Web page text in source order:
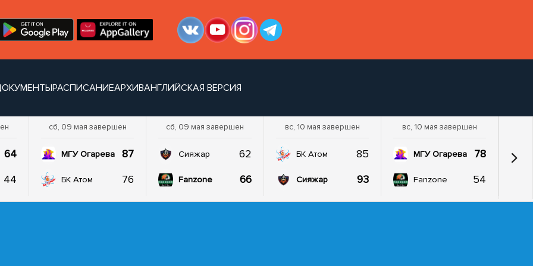
РАСПИСАНИЕАРХИВАНГЛИЙСКАЯ ВЕРСИЯ
64
44
сб, 09 мая завершен
МГУ Огарева 87
БК Атом 76
сб, 09 мая завершен
Сияжар 62
Fanzone 66
вс, 10 мая завершен
БК Атом 85
Сияжар 93
вс, 10 мая завершен
МГУ Огарева 78
Fanzone 54